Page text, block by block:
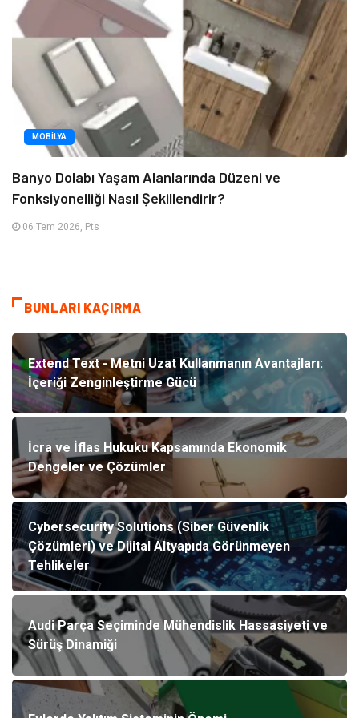
MOBILYA
Banyo Dolabı Yaşam Alanlarında Düzeni ve
Fonksiyonelliği Nasıl Şekillendirir?
06 Tem 2026, Pts
BUNLARI KAÇIRMA
Extend Text - Metni Uzat Kullanmanın Avantajları:
İçeriği Zenginleştirme Gücü
İcra ve İflas Hukuku Kapsamında Ekonomik
Dengeler ve Çözümler
Cybersecurity Solutions (Siber Güvenlik
Çözümleri) ve Dijital Altyapıda Görünmeyen
Tehlikeler
Audi Parça Seçiminde Mühendislik Hassasiyeti ve
Sürüş Dinamiği